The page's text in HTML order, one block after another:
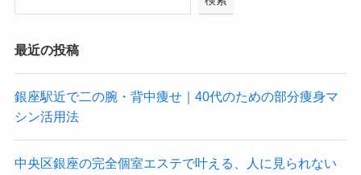
最近の投稿
銀座駅近で二の腕・背中痩せ｜40代のための部分痩身マ
シン活用法
中央区銀座の完全個室エステで叶える、人に見られない